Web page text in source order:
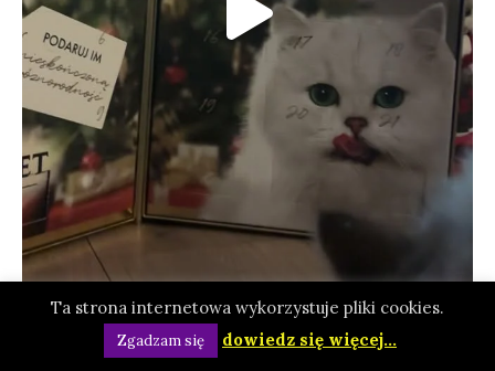
Ta strona internetowa wykorzystuje pliki cookies.
Zgadzam się dowiedz się więcej...